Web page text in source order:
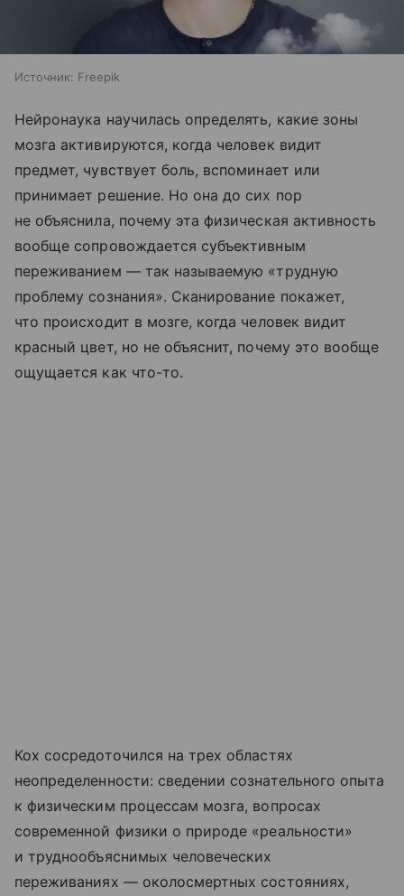
Источник: Freepik
Нейронаука научилась определять, какие зоны
мозга активируются, когда человек видит
предмет, чувствует боль, вспоминает или
принимает решение. Но она до сих пор
не объяснила, почему эта физическая активность
вообще сопровождается субъективным
переживанием — так называемую «трудную
проблему сознания». Сканирование покажет,
что происходит в мозге, когда человек видит
красный цвет, но не объяснит, почему это вообще
ощущается как что-то.
Кох сосредоточился на трех областях
неопределенности: сведении сознательного опыта
к физическим процессам мозга, вопросах
современной физики о природе «реальности»
и труднообъяснимых человеческих
переживаниях — околосмертных состояниях,